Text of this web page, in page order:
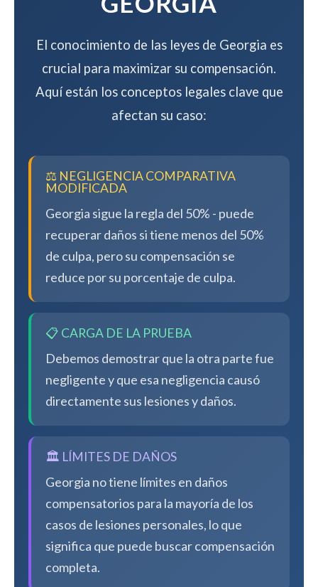
El conocimiento de las leyes de Georgia es
crucial para maximizar su compensación.
Aquí están los conceptos legales clave que
afectan su caso:
⚖️ NEGLIGENCIA COMPARATIVA
MODIFICADA
Georgia sigue la regla del 50% - puede
recuperar daños si tiene menos del 50%
de culpa, pero su compensación se
reduce por su porcentaje de culpa.
📋 CARGA DE LA PRUEBA
Debemos demostrar que la otra parte fue
negligente y que esa negligencia causó
directamente sus lesiones y daños.
🏛️ LÍMITES DE DAÑOS
Georgia no tiene límites en daños
compensatorios para la mayoría de los
casos de lesiones personales, lo que
significa que puede buscar compensación
completa.